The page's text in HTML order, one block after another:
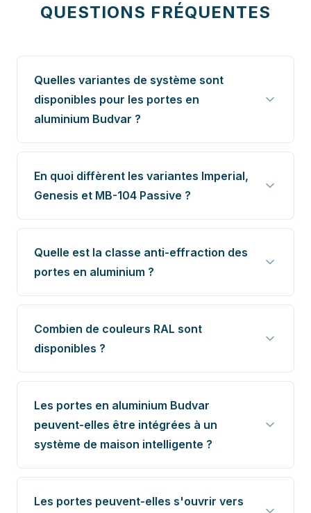
QUESTIONS FRÉQUENTES
Quelles variantes de système sont
disponibles pour les portes en
aluminium Budvar ?
En quoi diffèrent les variantes Imperial,
Genesis et MB-104 Passive ?
Quelle est la classe anti-effraction des
portes en aluminium ?
Combien de couleurs RAL sont
disponibles ?
Les portes en aluminium Budvar
peuvent-elles être intégrées à un
système de maison intelligente ?
Les portes peuvent-elles s'ouvrir vers